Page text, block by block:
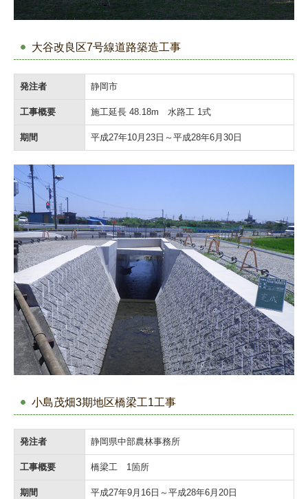
大谷改良区7号線道路築造工事
発注者 静岡市
工事概要 施工延長 48.18m 水路工 1式
期間 平成27年10月23日～平成28年6月30日
小島茂畑3期地区橋梁工1工事
発注者 静岡県中部農林事務所
工事概要 橋梁工 1箇所
期間 平成27年9月16日～平成28年6月20日